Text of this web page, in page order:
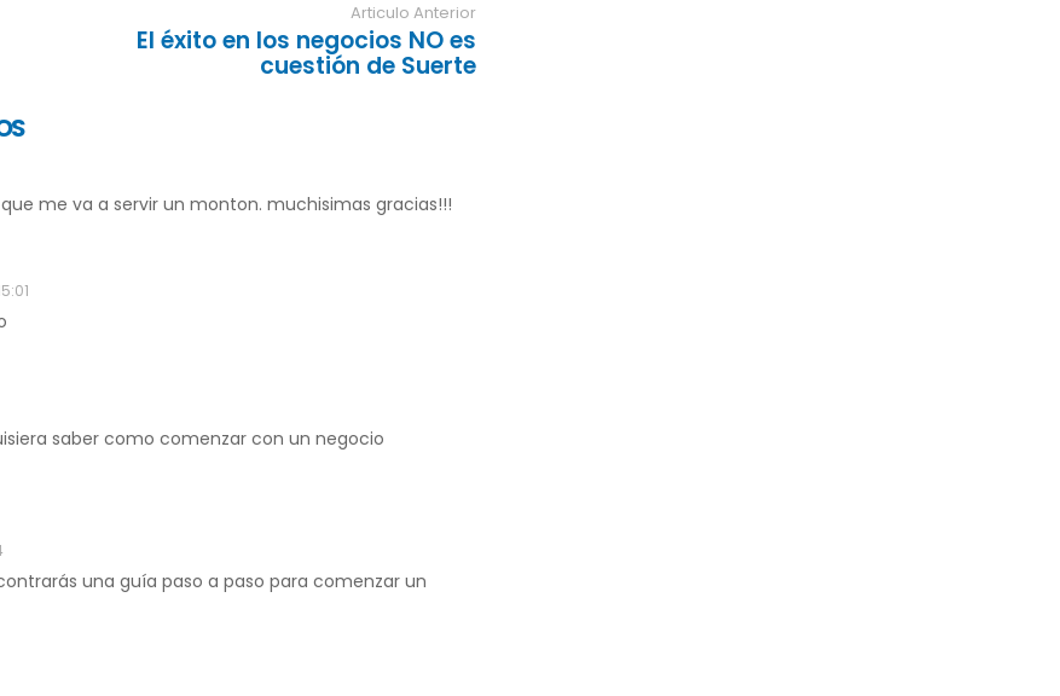
Articulo Anterior
El éxito en los negocios NO es
cuestión de Suerte
me va a servir un monton. muchisimas gracias!!!
saber como comenzar con un negocio
una guía paso a paso para comenzar un